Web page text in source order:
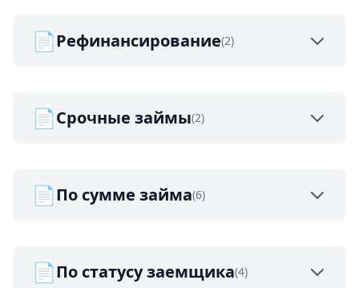
📄Рефинансирование(2)
📄Срочные займы(2)
📄По сумме займа(6)
📄По статусу заемщика(4)